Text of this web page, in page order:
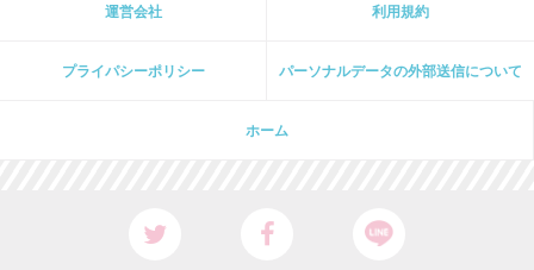
運営会社 利用規約
プライパシーポリシー パーソナルデータの外部送信について
ホーム